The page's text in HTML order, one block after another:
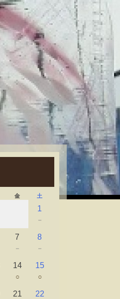
金 土
1
－
7
－
8
－
14
○
15
○
21 22